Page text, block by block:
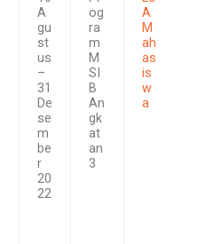
A
gu
st
us
–
31
De
se
m
be
r
20
22
og
ra
m
M
SI
B
An
gk
at
an
3
A
M
ah
as
is
w
a